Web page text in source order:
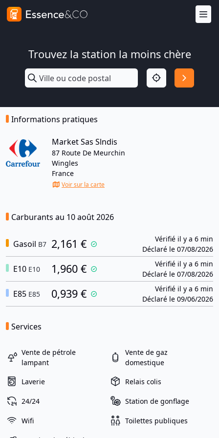
Trouvez la station la moins chère
Informations pratiques
Market Sas Slndis
87 Route De Meurchin
Wingles
France
Voir sur la carte
Carburants au 10 août 2026
Gasoil B7 2,161 €
Vérifié il y a 6 min
Déclaré le 07/08/2026
E10 E10 1,960 €
Vérifié il y a 6 min
Déclaré le 07/08/2026
E85 E85 0,939 €
Vérifié il y a 6 min
Déclaré le 09/06/2026
Services
Vente de pétrole
lampant
Vente de gaz
domestique
Laverie Relais colis
24/24 Station de gonflage
Wifi Toilettes publiques